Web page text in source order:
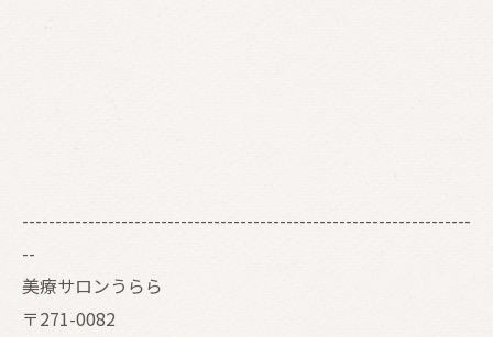
--------------------------------------------------------------------
--
美療サロンうらら
〒271-0082